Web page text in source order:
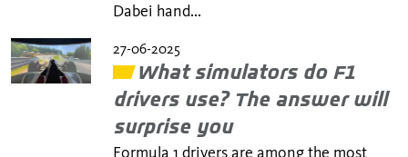
Dabei hand...
27-06-2025
What simulators do F1
drivers use? The answer will
surprise you
Formula 1 drivers are among the most